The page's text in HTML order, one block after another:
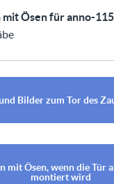
Ösen für anno-115
Bilder zum Tor des
mit Ösen, wenn die Tür
montiert wird